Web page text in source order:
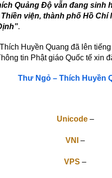
Quảng Ðộ vẫn đang sinh
viện, thành phố Hồ Chí
.
Huyền Quang đã lên
tin Phật giáo Quốc tế xin
Thư Ngỏ – Thích Huyền
Unicode–
VNI –
VPS –